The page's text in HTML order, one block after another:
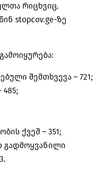
რიცხვიც.
stopcov.ge-ზე
შემთხვევა – 721;
485;
ქვეშ – 351;
გადმოყვანილი
3.